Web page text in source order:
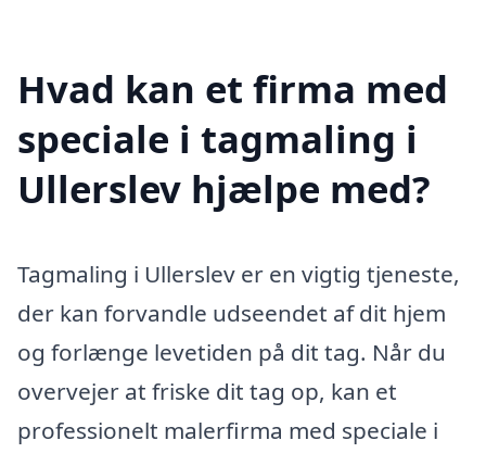
Hvad kan et firma med
speciale i tagmaling i
Ullerslev hjælpe med?
Tagmaling i Ullerslev er en vigtig tjeneste,
der kan forvandle udseendet af dit hjem
og forlænge levetiden på dit tag. Når du
overvejer at friske dit tag op, kan et
professionelt malerfirma med speciale i